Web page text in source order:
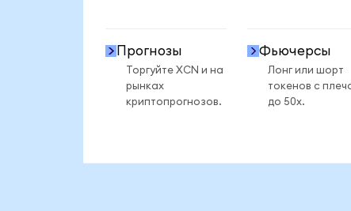
Прогнозы
Торгуйте XCN и на
рынках
криптопрогнозов.
Фьючерсы
Лонг или шорт
токенов с
до 50x.